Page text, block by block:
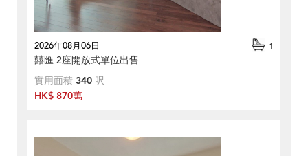
2026年08月06日 1
囍匯 2座開放式單位出售
實用面積 340 呎
HK$ 870萬